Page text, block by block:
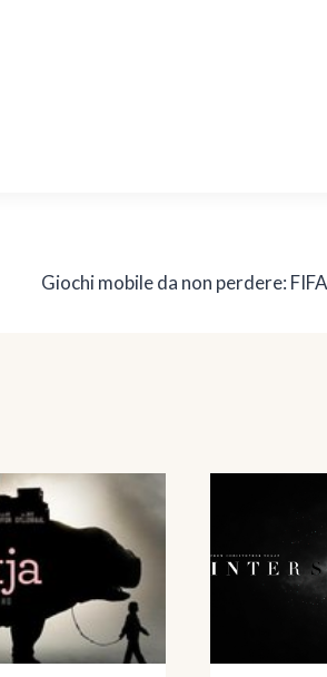
Giochi mobile da non perdere: